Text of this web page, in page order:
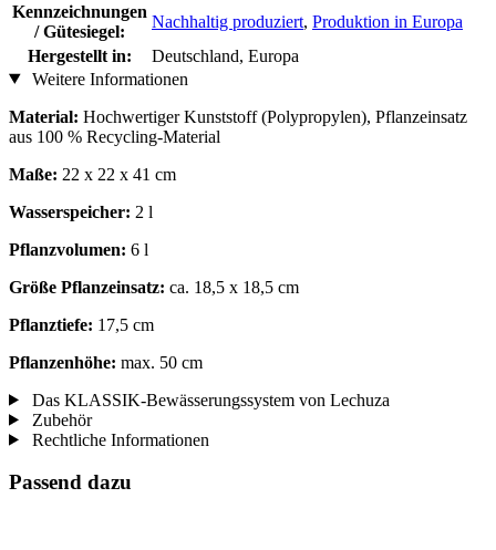
Kennzeichnungen
/ Gütesiegel:
Nachhaltig produziert, Produktion in Europa
Hergestellt in:
Deutschland, Europa
Weitere Informationen
Material: Hochwertiger Kunststoff (Polypropylen), Pflanzeinsatz
aus 100 % Recycling-Material
Maße: 22 x 22 x 41 cm
Wasserspeicher: 2 l
Pflanzvolumen: 6 l
Größe Pflanzeinsatz: ca. 18,5 x 18,5 cm
Pflanztiefe: 17,5 cm
Pflanzenhöhe: max. 50 cm
Das KLASSIK-Bewässerungssystem von Lechuza
Zubehör
Rechtliche Informationen
Passend dazu